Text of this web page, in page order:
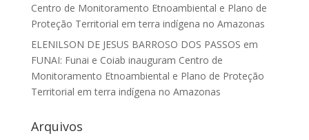
Centro de Monitoramento Etnoambiental e Plano de
Proteção Territorial em terra indígena no Amazonas
ELENILSON DE JESUS BARROSO DOS PASSOS em
FUNAI: Funai e Coiab inauguram Centro de
Monitoramento Etnoambiental e Plano de Proteção
Territorial em terra indígena no Amazonas
Arquivos